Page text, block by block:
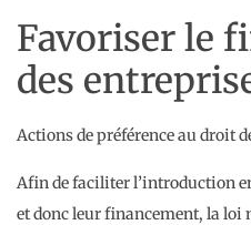
Favoriser le
des
Actions de préférence au droit
Afin de faciliter l’introduction
et donc leur financement, la loi